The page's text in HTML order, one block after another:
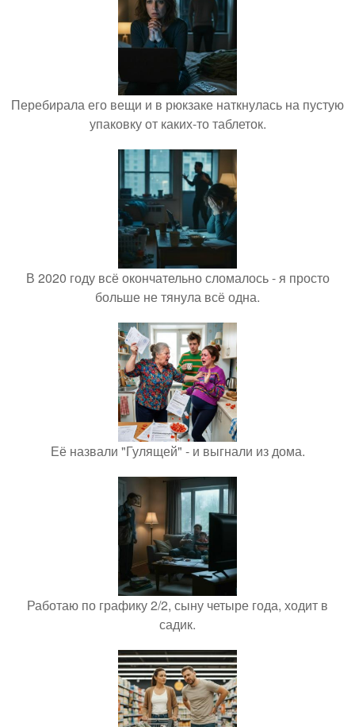
Перебирала его вещи и в рюкзаке наткнулась на пустую
упаковку от каких-то таблеток.
В 2020 году всё окончательно сломалось - я просто
больше не тянула всё одна.
Её назвали "Гулящей" - и выгнали из дома.
Работаю по графику 2/2, сыну четыре года, ходит в
садик.